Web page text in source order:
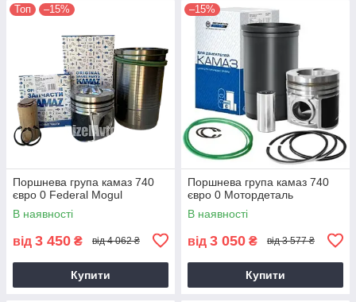
Топ –15%
Поршнева група камаз 740
євро 0 Federal Mogul
В наявності
від 3 450 ₴ від 4 062 ₴
Купити
–15%
Поршнева група камаз 740
євро 0 Мотордеталь
В наявності
від 3 050 ₴ від 3 577 ₴
Купити